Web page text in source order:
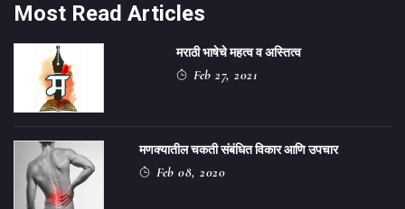
Most Read Articles
मराठी भाषेचे महत्व व अस्तित्व
Feb 27, 2021
मणक्यातील चकती संबंधित विकार आणि उपचार
Feb 08, 2020